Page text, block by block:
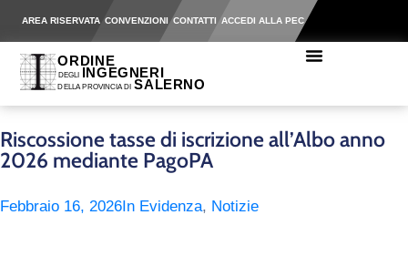
AREA RISERVATA CONVENZIONI CONTATTI ACCEDI ALLA PEC
Riscossione tasse di iscrizione all’Albo anno
2026 mediante PagoPA
Febbraio 16, 2026In Evidenza, Notizie